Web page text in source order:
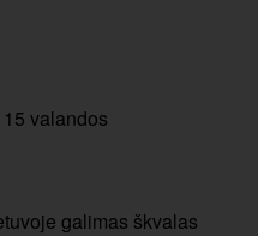
valandos
galimas škvalas